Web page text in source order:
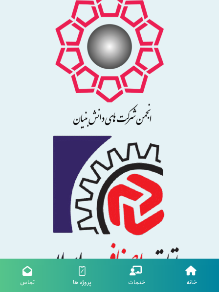
خانه خدمات پروژه ها تماس